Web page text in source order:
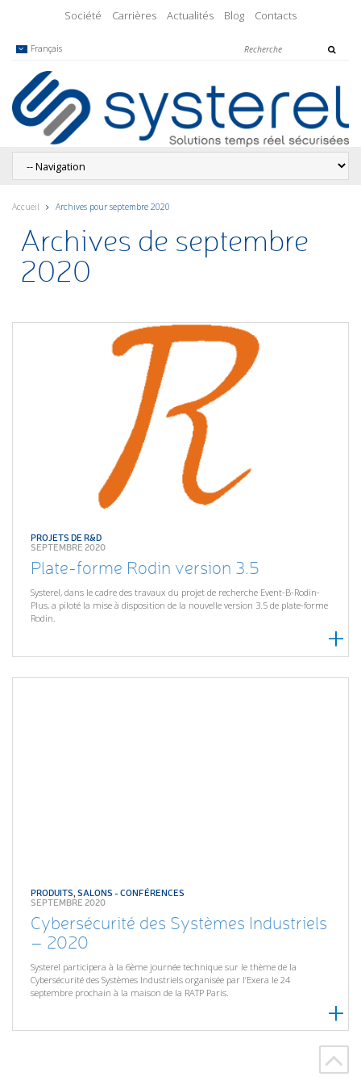
Société Carrières Actualités Blog Contacts
Français
Accueil Archives pour septembre 2020
Archives de septembre
2020
PROJETS DE R&D
SEPTEMBRE 2020
Plate-forme Rodin version 3.5
Systerel, dans le cadre des travaux du projet de recherche Event-B-Rodin-
Plus, a piloté la mise à disposition de la nouvelle version 3.5 de plate-forme
Rodin.
PRODUITS ,SALONS - CONFÉRENCES
SEPTEMBRE 2020
Cybersécurité des Systèmes Industriels
– 2020
Systerel participera à la 6ème journée technique sur le thème de la
Cybersécurité des Systèmes Industriels organisée par l’Exera le 24
septembre prochain à la maison de la RATP Paris.